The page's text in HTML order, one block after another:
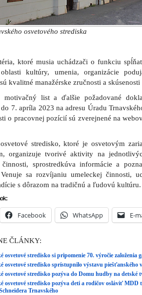
osvetového strediska
ktoré musia uchádzači o funkciu
kultúry, umenia, organizácie
kvalitné manažérske zručnosti a
motivačný list a ďalšie požadované
7. apríla 2023 na adresu Úradu
o pracovnej pozícií sú zverejnené na
stredisko, ktoré je osvetovým
organizuje tvorivé aktivity na
činnosti, sprostredkúva informácie a
sa rozvíjaniu umeleckej činnosti,
s dôrazom na tradičnú a ľudovú kultúru.
Facebook WhatsApp E-
ČLÁNKY:
osvetové stredisko si pripomenie 70. výročie založenia
osvetové stredisko sprístupnilo výstavu piešťanského
osvetové stredisko pozýva do Domu hudby na detské
osvetové stredisko pozýva deti a rodičov osláviť
Trnavského